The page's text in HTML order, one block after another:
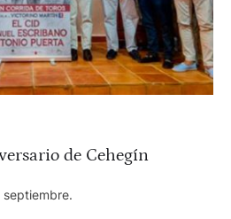
de Cehegín
septiembre.